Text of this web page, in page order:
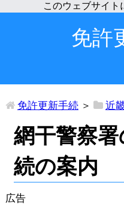
免許
免許更新手続＞ 近
網干警察
続の案内
広告